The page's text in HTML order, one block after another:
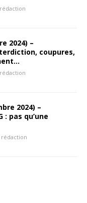
2024) –
coupures,
2024) –
: pas qu’une
rédaction